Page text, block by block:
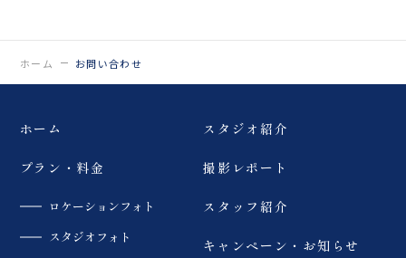
ホーム お問い合わせ
ホーム
プラン・料金
ロケーションフォト
スタジオフォト
スタジオ紹介
撮影レポート
スタッフ紹介
キャンペーン・お知らせ